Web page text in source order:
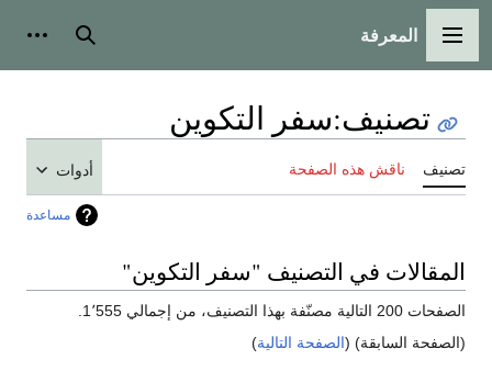
القائمة الرئيسية
المعرفة بحث
تصنيف:سفر التكوين
تصنيف ناقش هذه الصفحة أدوات
مساعدة
المقالات في التصنيف "سفر التكوين"
الصفحات 200 التالية مصنّفة بهذا التصنيف، من إجمالي 1٬555.
(الصفحة السابقة) (الصفحة التالية)